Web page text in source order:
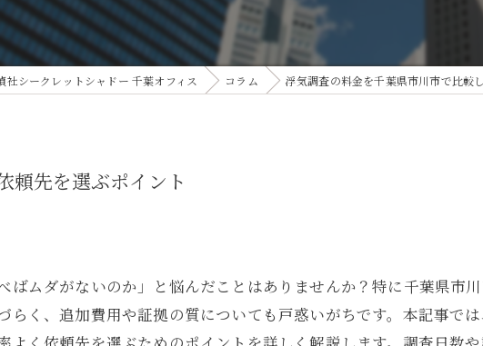
社シークレットシャドー 千葉オフィス コラム 浮気調査の料金を千葉県市川市で比較
頼先を選ぶポイント
ムダがないのか」と悩んだことはありませんか？特に千葉県市
く、追加費用や証拠の質についても戸惑いがちです。本記事で